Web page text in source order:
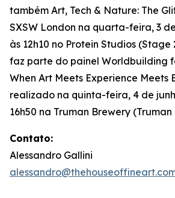
também Art, Tech & Nature: The
SXSW London na quarta-feira, 3
às 12h10 no Protein Studios (Stage
faz parte do painel Worldbuilding
When Art Meets Experience Meets
realizado na quinta-feira, 4 de
16h50 na Truman Brewery (Truman
Contato:
Alessandro Gallini